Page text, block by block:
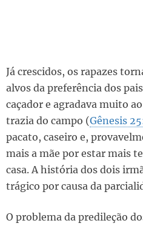
Já crescidos, os rapazes
alvos da preferência dos
caçador e agradava muito
trazia do campo (Gênesis
pacato, caseiro e,
mais a mãe por estar mais
casa. A história dos dois
trágico por causa da
O problema da predileção